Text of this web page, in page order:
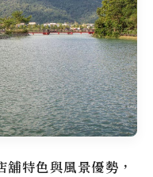
舖特色與風景優勢，